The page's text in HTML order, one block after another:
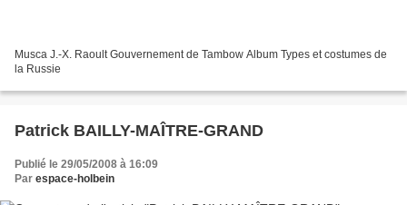
Musca J.-X. Raoult Gouvernement de Tambow Album Types et costumes de
la Russie
Patrick BAILLY-MAÎTRE-GRAND
Publié le 29/05/2008 à 16:09
Par espace-holbein